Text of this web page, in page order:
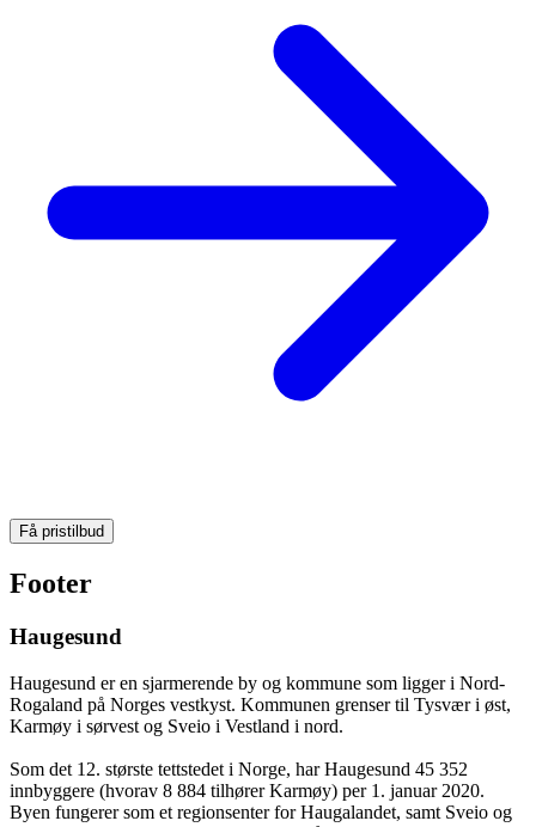
Få pristilbud
Footer
Haugesund
Haugesund er en sjarmerende by og kommune som ligger i Nord-
Rogaland på Norges vestkyst. Kommunen grenser til Tysvær i øst,
Karmøy i sørvest og Sveio i Vestland i nord.
Som det 12. største tettstedet i Norge, har Haugesund 45 352
innbyggere (hvorav 8 884 tilhører Karmøy) per 1. januar 2020.
Byen fungerer som et regionsenter for Haugalandet, samt Sveio og